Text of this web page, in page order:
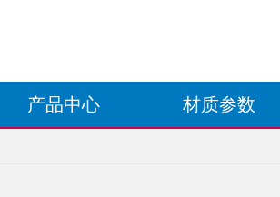
产品中心 材质参数